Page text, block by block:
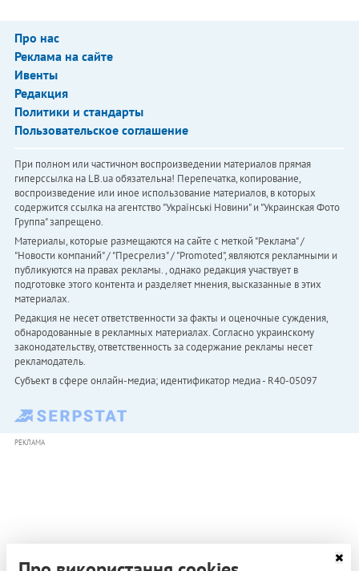
Про нас
Реклама на сайте
Ивенты
Редакция
Политики и стандарты
Пользовательское соглашение
При полном или частичном воспроизведении материалов прямая
гиперссылка на LB.ua обязательна! Перепечатка, копирование,
воспроизведение или иное использование материалов, в которых
содержится ссылка на агентство "Українськi Новини" и "Украинская Фото
Группа" запрещено.
Материалы, которые размещаются на сайте с меткой "Реклама" /
"Новости компаний" / "Пресрелиз" / "Promoted", являются рекламными и
публикуются на правах рекламы. , однако редакция участвует в
подготовке этого контента и разделяет мнения, высказанные в этих
материалах.
Редакция не несет ответственности за факты и оценочные суждения,
обнародованные в рекламных материалах. Согласно украинскому
законодательству, ответственность за содержание рекламы несет
рекламодатель.
Субъект в сфере онлайн-медиа; идентификатор медиа - R40-05097
РЕКЛАМА